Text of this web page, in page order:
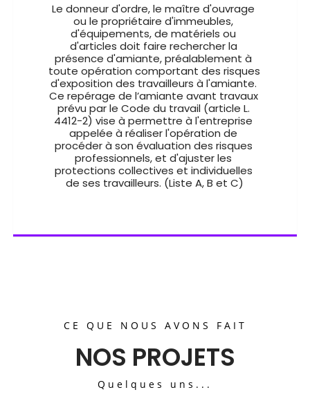
Le donneur d'ordre, le maître d'ouvrage
ou le propriétaire d'immeubles,
d'équipements, de matériels ou
d'articles doit faire rechercher la
présence d'amiante, préalablement à
toute opération comportant des risques
d'exposition des travailleurs à l'amiante.
Ce repérage de l’amiante avant travaux
prévu par le Code du travail (article L.
4412-2) vise à permettre à l'entreprise
appelée à réaliser l'opération de
procéder à son évaluation des risques
professionnels, et d'ajuster les
protections collectives et individuelles
de ses travailleurs. (Liste A, B et C)
CE QUE NOUS AVONS FAIT
NOS PROJETS
Quelques uns...